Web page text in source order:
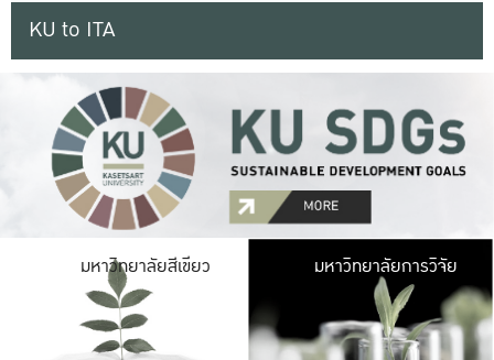
KU to ITA
มหาวิทยาลัยสีเขียว มหาวิ
มีพื้นที่เขียวสดใส
เป็นป่าในเมือง เกษต
มหาวิทยาลัยการวิจัย